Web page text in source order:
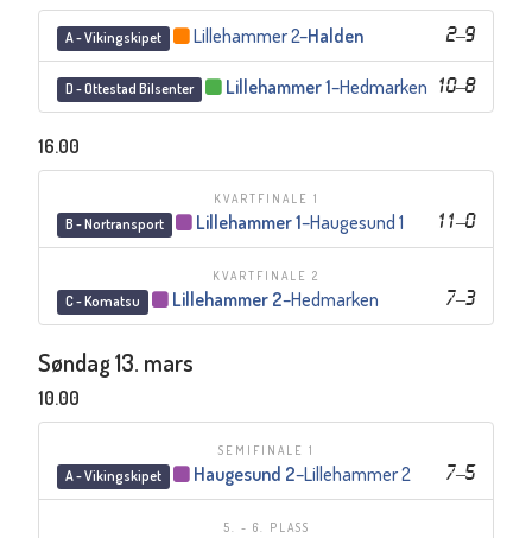
A - Vikingskipet 2–9
Lillehammer 2–Halden
D - Ottestad Bilsenter 10–8
Lillehammer 1–Hedmarken
16.00
KVARTFINALE 1
B - Nortransport 11–0
Lillehammer 1–Haugesund 1
KVARTFINALE 2
C - Komatsu 7–3
Lillehammer 2–Hedmarken
Søndag 13. mars
10.00
SEMIFINALE 1
A - Vikingskipet 7–5
Haugesund 2–Lillehammer 2
5. - 6. PLASS